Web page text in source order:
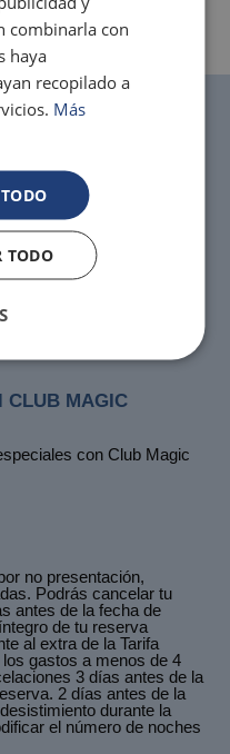
tarifa segura (cargo extra
de estancia)
y precio
CLUB MAGIC
con Club Magic
no presentación,
Podrás cancelar tu
antes de la fecha de
de tu reserva
al extra de la Tarifa
gastos a menos de 4
3 días antes de la
2 días antes de la
durante la
el número de noches
combinarla con
haya
recopilado a
Más
TODO